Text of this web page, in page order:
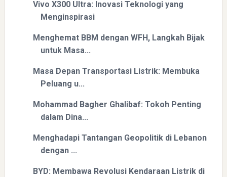
Vivo X300 Ultra: Inovasi Teknologi yang
Menginspirasi
Menghemat BBM dengan WFH, Langkah Bijak
untuk Masa...
Masa Depan Transportasi Listrik: Membuka
Peluang u...
Mohammad Bagher Ghalibaf: Tokoh Penting
dalam Dina...
Menghadapi Tantangan Geopolitik di Lebanon
dengan ...
BYD: Membawa Revolusi Kendaraan Listrik di